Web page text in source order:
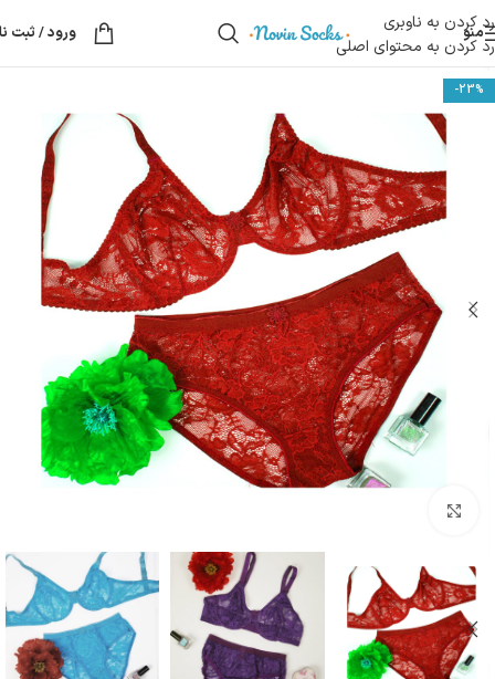
رد کردن به ناوبری
رد کردن به محتوای اصلی
منو ورود / ثبت
-23%